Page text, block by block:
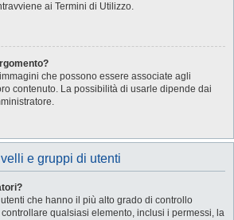
ai Termini di Utilizzo.
che possono essere associate agli
contenuto. La possibilità di usarle dipende dai
e gruppi di utenti
che hanno il più alto grado di controllo
qualsiasi elemento, inclusi i permessi, la